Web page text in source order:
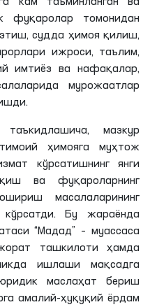
фуқаролар томонидан
судда ҳимоя қилиш,
ижроси, таълим,
имтиёз ва нафақалар,
мурожаатлар
таъкидлашича, мазкур
ҳимояга муҳтож
кўрсатишнинг янги
ва фуқароларнинг
масалаларининг
Бу жараёнда
“Мадад” – муассаса
ташкилоти ҳамда
ишлаши мақсадга
маслаҳат бериш
амалий-ҳуқуқий ёрдам